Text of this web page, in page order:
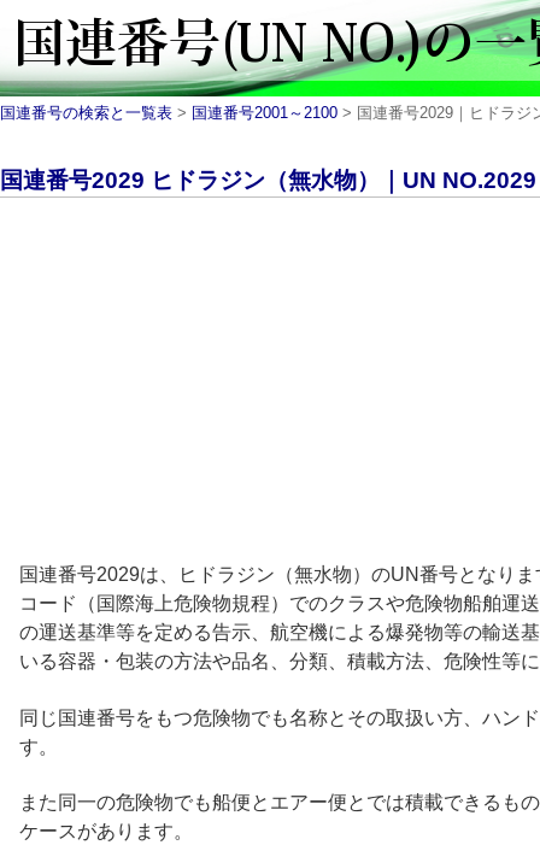
国連番号の検索と一覧表 > 国連番号2001～2100 > 国連番号2029｜ヒドラジ
国連番号2029 ヒドラジン（無水物）｜UN NO.2029
国連番号2029は、ヒドラジン（無水物）のUN番号となり
コード（国際海上危険物規程）でのクラスや危険物船舶運
の運送基準等を定める告示、航空機による爆発物等の輸送
いる容器・包装の方法や品名、分類、積載方法、危険性等
同じ国連番号をもつ危険物でも名称とその取扱い方、ハン
す。
また同一の危険物でも船便とエアー便とでは積載できるも
ケースがあります。